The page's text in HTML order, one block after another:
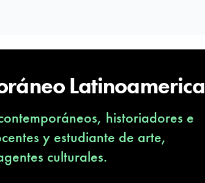
historiadores e
y estudiante de arte,
culturales.